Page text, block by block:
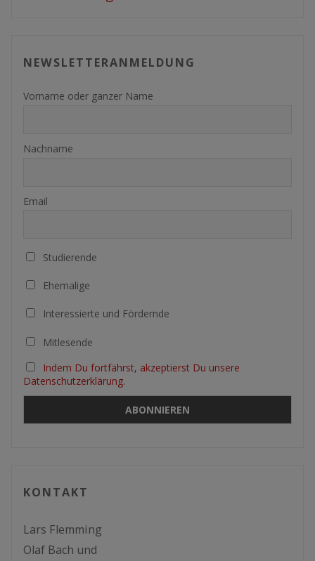
NEWSLETTERANMELDUNG
Vorname oder ganzer Name
Nachname
Email
Studierende
Ehemalige
Interessierte und Fördernde
Mitlesende
Indem Du fortfährst, akzeptierst Du unsere
Datenschutzerklärung.
KONTAKT
Lars Flemming
Olaf Bach und